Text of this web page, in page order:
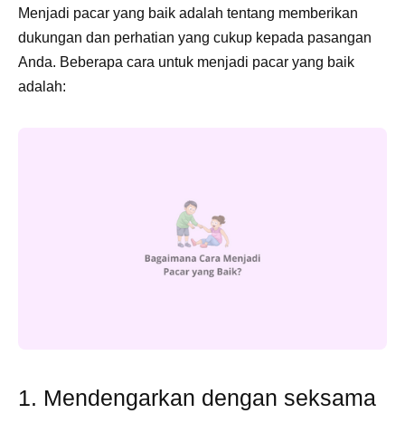
Menjadi pacar yang baik adalah tentang memberikan
dukungan dan perhatian yang cukup kepada pasangan
Anda. Beberapa cara untuk menjadi pacar yang baik
adalah:
1. Mendengarkan dengan seksama